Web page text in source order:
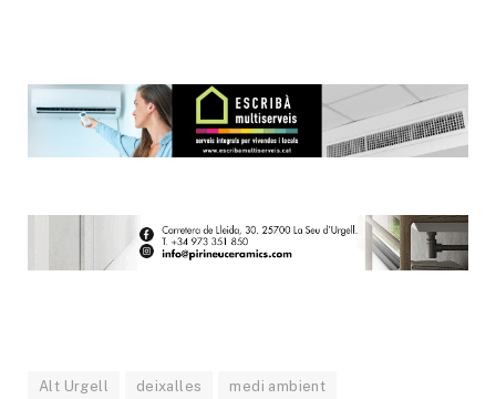
Alt Urgell deixalles medi ambient